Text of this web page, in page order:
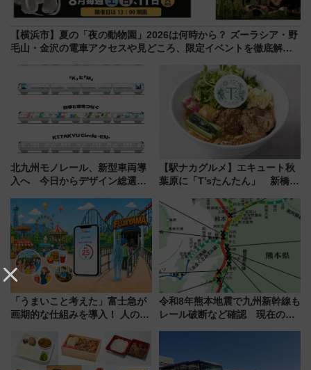
【横浜市】夏の「夜の動物園」2026は何時から？ ズーラシア・野
毛山・金沢の電車アクセスや見どころ、限定イベントを徹底解
北九州モノレール、新型車両導
入へ 今日からデザイン総選挙
【駅ナカグルメ】エキュート秋
葉原に「T’sたんたん」 新橋に
饅」、オムライス専門店「肉と
たまご」新グルメ続々登場！
【2026年8月】
「うまいこと考えた」富士急が
画期的な仕組みを導入！ 人のか
ん」始動
令和8年熊本地震で九州新幹線も
レール破断など確認 現在の運